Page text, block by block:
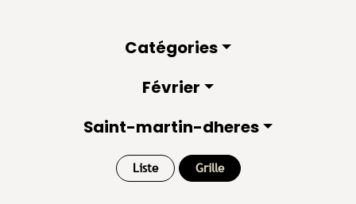
Catégories
Février
Saint-martin-dheres
Liste Grille